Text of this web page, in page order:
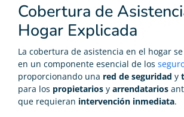
Cobertura de
Hogar Explicada
La cobertura de asistencia en el hogar
en un componente esencial de los
proporcionando una red de seguridad y
para los propietarios y arrendatarios
que requieran intervención inmediata.